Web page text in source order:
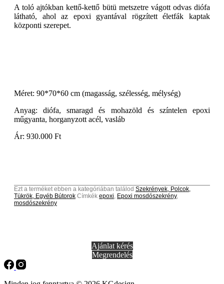
A toló ajtókban kettő-kettő bütü metszetre vágott odvas diófa
látható, ahol az epoxi gyantával rögzített életfák kaptak
központi szerepet.
Méret: 90*70*60 cm (magasság, szélesség, mélység)
Anyag: diófa, smaragd és mohazöld és színtelen epoxi
műgyanta, horganyzott acél, vasláb
Ár: 930.000 Ft
Ezt a terméket ebben a kategóriában találod Szekrények, Polcok,
Tükrök, Egyéb Bútorok Címkék epoxi, Epoxi mosdószekrény,
mosdószekrény
Ajánlat kérés
Megrendelés